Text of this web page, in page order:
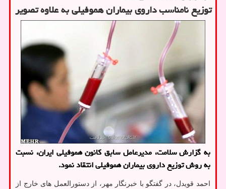
توزیع نامناسب داروی بیماران هموفیلی به علاوه تصویر
به گزارش سلامت، مدیرعامل سابق کانون هموفیلی ایران، نسبت
به روش توزیع داروی بیماران هموفیلی انتقاد نمود.
احمد قویدل، در گفتگو با خبرنگار مهر، از دستورالعمل های خارج از